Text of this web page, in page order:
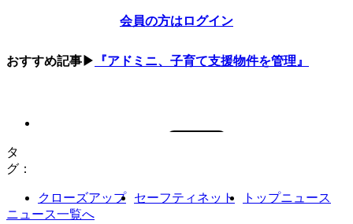
会員の方はログイン
おすすめ記事▶ 『アドミニ、子育て支援物件を管理』
タ
グ：
クローズアップ セーフティネット
トップニュース
ニュース一覧へ